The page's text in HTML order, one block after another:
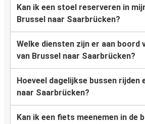
Kan ik een stoel reserveren in
Brussel naar Saarbrücken?
Welke diensten zijn er aan boord
van Brussel naar Saarbrücken?
Hoeveel dagelijkse bussen rijden
naar Saarbrücken?
Kan ik een fiets meenemen in de